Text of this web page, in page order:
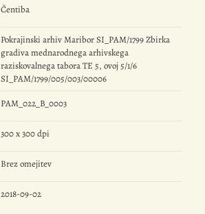
Čentiba
Pokrajinski arhiv Maribor SI_PAM/1799 Zbirka
gradiva mednarodnega arhivskega
raziskovalnega tabora TE 5, ovoj 5/1/6
SI_PAM/1799/005/003/00006
PAM_022_B_0003
300 x 300 dpi
Brez omejitev
2018-09-02